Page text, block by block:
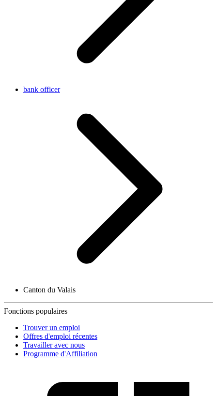
bank officer
Canton du Valais
Fonctions populaires
Trouver un emploi
Offres d'emploi récentes
Travailler avec nous
Programme d'Affiliation